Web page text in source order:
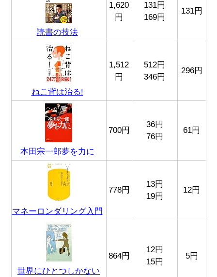
読書の技法
1,620
円
131円
169円
131円
ねこ背は治る!
1,512
円
512円
346円
296円
本田宗一郎夢を力に
700円
36円
76円
61円
マネーロンダリング入門
778円
13円
19円
12円
世界にひとつしかない
864円
12円
15円
5円